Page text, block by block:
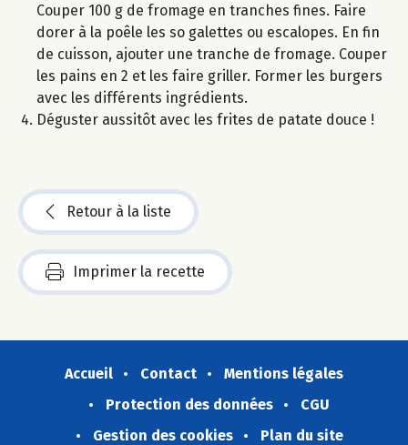
Couper 100 g de fromage en tranches fines. Faire
dorer à la poêle les so galettes ou escalopes. En fin
de cuisson, ajouter une tranche de fromage. Couper
les pains en 2 et les faire griller. Former les burgers
avec les différents ingrédients.
Déguster aussitôt avec les frites de patate douce !
Retour à la liste
Imprimer la recette
Accueil Contact
Mentions légales
Protection des données
CGU
Gestion des cookies
Plan du site